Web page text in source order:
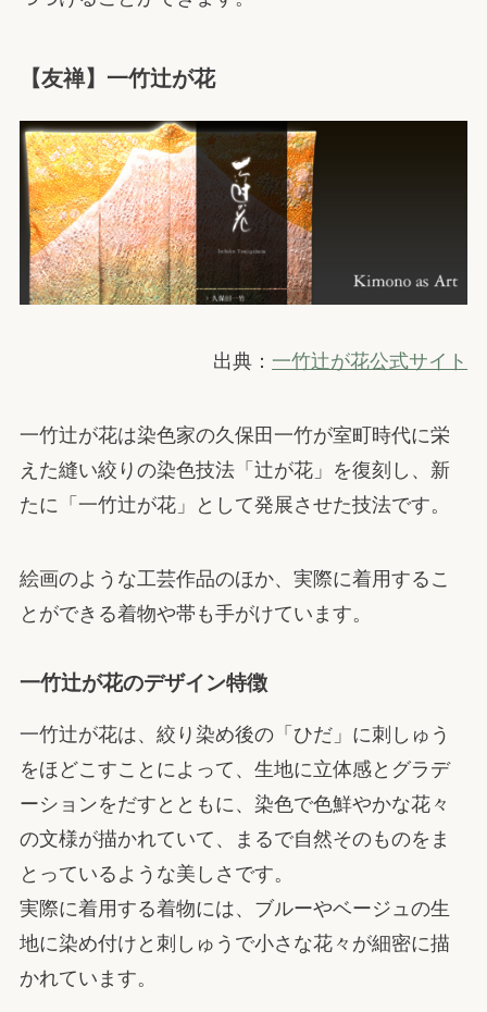
【友禅】一竹辻が花
出典： 一竹辻が花公式サイト
一竹辻が花は染色家の久保田一竹が室町時代に栄
えた縫い絞りの染色技法「辻が花」を復刻し、新
たに「一竹辻が花」として発展させた技法です。
絵画のような工芸作品のほか、実際に着用するこ
とができる着物や帯も手がけています。
一竹辻が花のデザイン特徴
一竹辻が花は、絞り染め後の「ひだ」に刺しゅう
をほどこすことによって、生地に立体感とグラデ
ーションをだすとともに、染色で色鮮やかな花々
の文様が描かれていて、まるで自然そのものをま
とっているような美しさです。
実際に着用する着物には、ブルーやベージュの生
地に染め付けと刺しゅうで小さな花々が細密に描
かれています。